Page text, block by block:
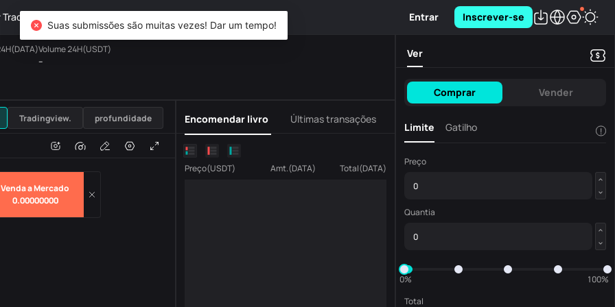
TradFi Entrar Inscrever-se
Venda a Mercado
0.00000000
Volume 24H(USDT)
--
USDT
Volume
Tradingview. profundidade Encomendar livro Últimas transações
Preço(USDT) Amt.(DATA) Total(DATA)
Ver
Comprar Vender
Limite Gatilho !
Preço
Quantia
0%
100%
Total
Suas submissões são muitas vezes! Dar um tempo!